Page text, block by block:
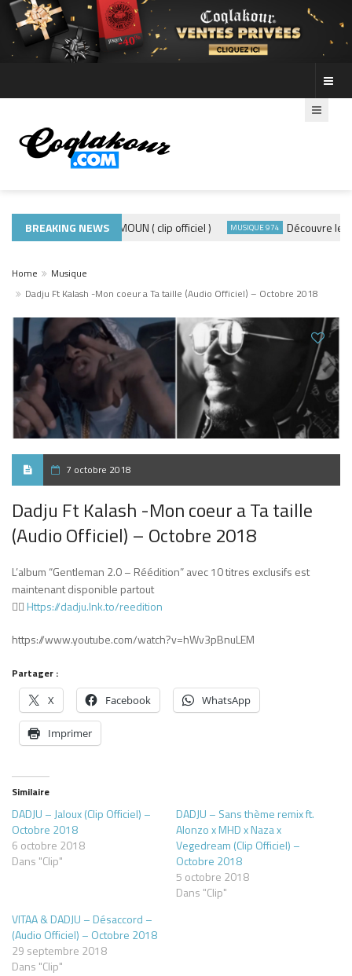
BREAKING NEWS
ADE440 – GRAMOUN ( clip officiel ) MUSIQUE 974 Découvre les
Home
Musique
Dadju Ft Kalash -Mon coeur a Ta taille (Audio Officiel) – Octobre 2018
7 octobre 2018
Dadju Ft Kalash -Mon coeur a Ta taille
(Audio Officiel) – Octobre 2018
L’album “Gentleman 2.0 – Réédition” avec 10 titres exclusifs est
maintenant disponible partout
👉🏾 Https://dadju.lnk.to/reedition
https://www.youtube.com/watch?v=hWv3pBnuLEM
Partager :
X Facebook WhatsApp
Imprimer
Similaire
DADJU – Jaloux (Clip Officiel) –
Octobre 2018
6 octobre 2018
Dans "Clip"
DADJU – Sans thème remix ft.
Alonzo x MHD x Naza x
Vegedream (Clip Officiel) –
Octobre 2018
5 octobre 2018
Dans "Clip"
VITAA & DADJU – Désaccord –
(Audio Officiel) – Octobre 2018
29 septembre 2018
Dans "Clip"